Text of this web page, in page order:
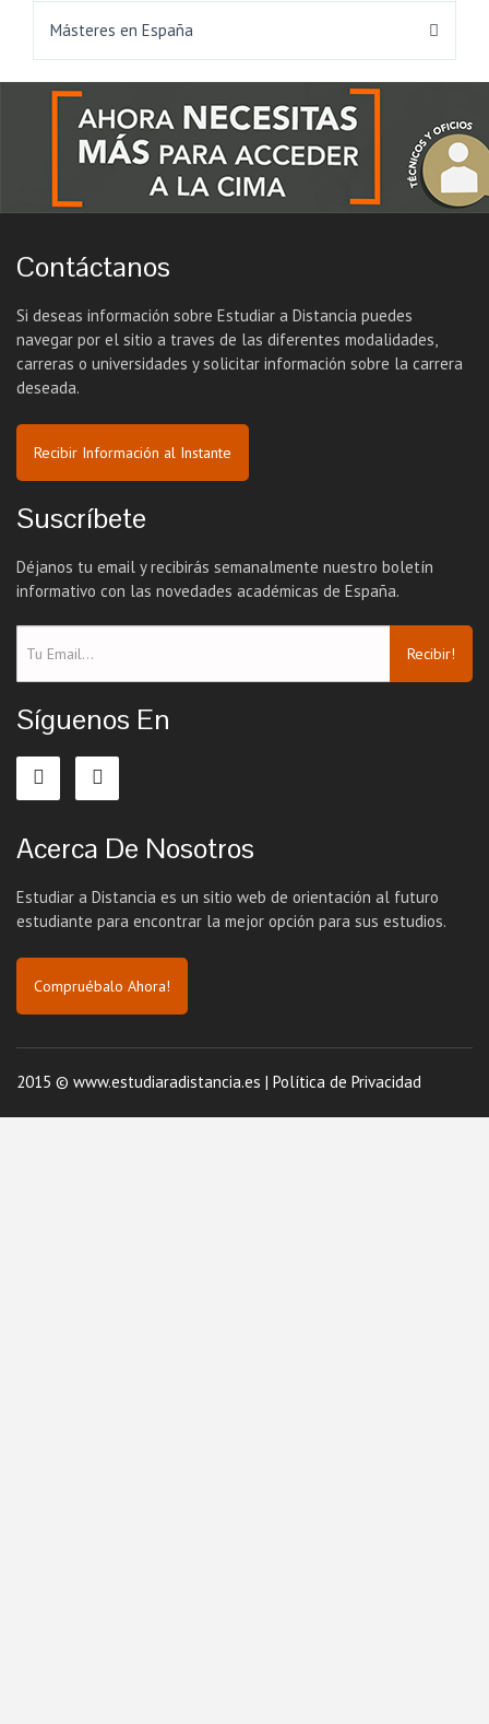
Másteres en España
Contáctanos
Si deseas información sobre Estudiar a Distancia puedes
navegar por el sitio a traves de las diferentes modalidades,
carreras o universidades y solicitar información sobre la carrera
deseada.
Recibir Información al Instante
Suscríbete
Déjanos tu email y recibirás semanalmente nuestro boletín
informativo con las novedades académicas de España.
Recibir!
Síguenos En
Acerca De Nosotros
Estudiar a Distancia es un sitio web de orientación al futuro
estudiante para encontrar la mejor opción para sus estudios.
Compruébalo Ahora!
2015 © www.estudiaradistancia.es | Política de Privacidad